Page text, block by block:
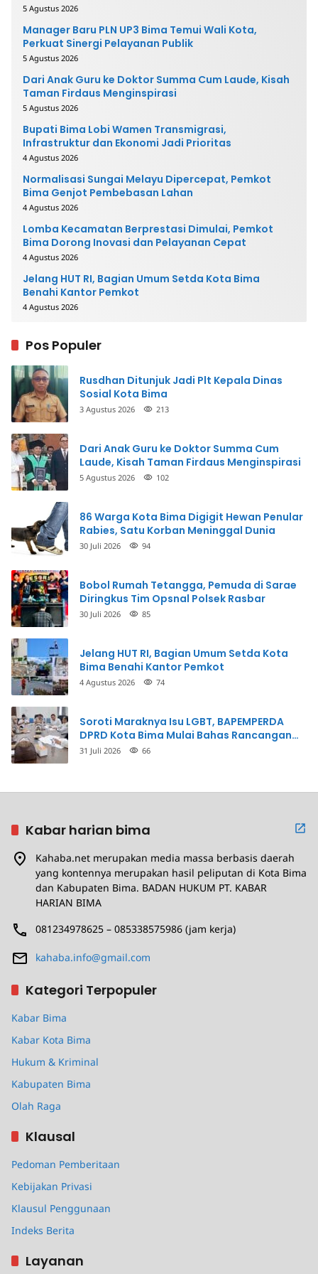
5 Agustus 2026
Manager Baru PLN UP3 Bima Temui Wali Kota,
Perkuat Sinergi Pelayanan Publik
5 Agustus 2026
Dari Anak Guru ke Doktor Summa Cum Laude, Kisah
Taman Firdaus Menginspirasi
5 Agustus 2026
Bupati Bima Lobi Wamen Transmigrasi,
Infrastruktur dan Ekonomi Jadi Prioritas
4 Agustus 2026
Normalisasi Sungai Melayu Dipercepat, Pemkot
Bima Genjot Pembebasan Lahan
4 Agustus 2026
Lomba Kecamatan Berprestasi Dimulai, Pemkot
Bima Dorong Inovasi dan Pelayanan Cepat
4 Agustus 2026
Jelang HUT RI, Bagian Umum Setda Kota Bima
Benahi Kantor Pemkot
4 Agustus 2026
Pos Populer
Rusdhan Ditunjuk Jadi Plt Kepala Dinas
Sosial Kota Bima
3 Agustus 2026 213
Dari Anak Guru ke Doktor Summa Cum
Laude, Kisah Taman Firdaus Menginspirasi
5 Agustus 2026 102
86 Warga Kota Bima Digigit Hewan Penular
Rabies, Satu Korban Meninggal Dunia
30 Juli 2026 94
Bobol Rumah Tetangga, Pemuda di Sarae
Diringkus Tim Opsnal Polsek Rasbar
30 Juli 2026 85
Jelang HUT RI, Bagian Umum Setda Kota
Bima Benahi Kantor Pemkot
4 Agustus 2026 74
Soroti Maraknya Isu LGBT, BAPEMPERDA
DPRD Kota Bima Mulai Bahas Rancangan
Perda Pencegahan
31 Juli 2026 66
Kabar harian bima
Kahaba.net merupakan media massa berbasis daerah
yang kontennya merupakan hasil peliputan di Kota Bima
dan Kabupaten Bima. BADAN HUKUM PT. KABAR
HARIAN BIMA
081234978625 – 085338575986 (jam kerja)
kahaba.info@gmail.com
Kategori Terpopuler
Kabar Bima
Kabar Kota Bima
Hukum & Kriminal
Kabupaten Bima
Olah Raga
Klausal
Pedoman Pemberitaan
Kebijakan Privasi
Klausul Penggunaan
Indeks Berita
Layanan